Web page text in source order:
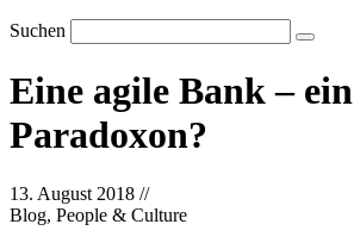
Suchen
Eine agile Bank – ein
Paradoxon?
13. August 2018 //
Blog, People & Culture